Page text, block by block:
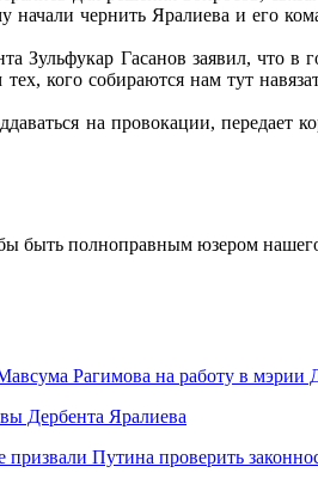
чернить Яралиева и его
Зульфукар Гасанов заявил, что
кого собираются нам тут
на провокации, передает
быть полноправным юзером
Рагимова на работу в мэрии
Дербента Яралиева
Путина проверить